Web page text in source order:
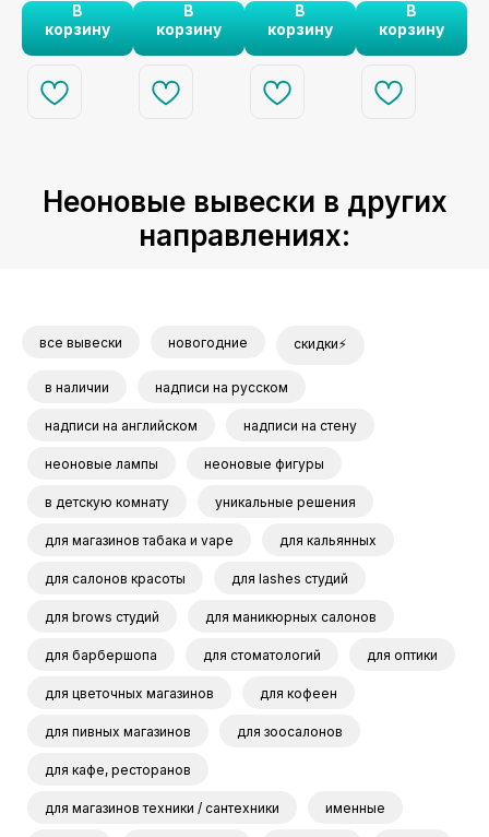
В
корзину
вечеринке.
В
корзину
В
корзину
шрифтом для
стильного
В
корзину
Неоновые вывески в других
направлениях:
все вывески новогодние скидки⚡
в наличии надписи на русском
надписи на английском надписи на стену
неоновые лампы неоновые фигуры
в детскую комнату уникальные решения
для магазинов табака и vape для кальянных
для салонов красоты для lashes студий
для brows студий для маникюрных салонов
для барбершопа для стоматологий для оптики
для цветочных магазинов для кофеен
для пивных магазинов для зоосалонов
для кафе, ресторанов
для магазинов техники / сантехники именные